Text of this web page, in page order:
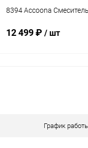
8394 Accoona
12 499 ₽ / шт
График